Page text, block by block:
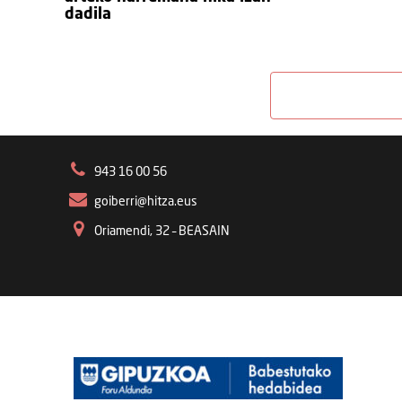
dadila
943 16 00 56
goiberri@hitza.eus
Oriamendi, 32 – BEASAIN